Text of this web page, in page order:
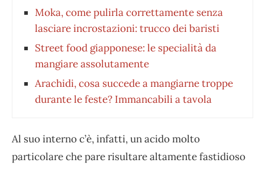
Moka, come pulirla correttamente senza
lasciare incrostazioni: trucco dei baristi
Street food giapponese: le specialità da
mangiare assolutamente
Arachidi, cosa succede a mangiarne troppe
durante le feste? Immancabili a tavola
Al suo interno c’è, infatti, un acido molto
particolare che pare risultare altamente fastidioso